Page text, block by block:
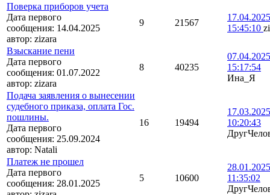
Поверка приборов учета
Дата первого
сообщения: 14.04.2025
автор: zizara
9 21567
17.04.2025
15:45:10
Взыскание пени
Дата первого
сообщения: 01.07.2022
автор: zizara
8 40235
07.04.2025
15:17:54
Ина_Я
Подача заявления о вынесении
судебного приказа, оплата Гос.
пошлины.
Дата первого
сообщения: 25.09.2024
автор: Natali
16 19494
17.03.2025
10:20:43
Платеж не прошел
Дата первого
сообщения: 28.01.2025
5 10600
28.01.2025
11:35:02